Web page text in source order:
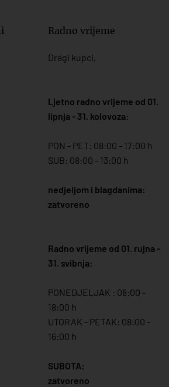
Radno vrijeme
Dragi kupci,
Ljetno radno vrijeme od 01.
lipnja - 31. kolovoza:
PON - PET: 08:00 - 17:00 h
SUB: 08:00 - 13:00 h
nedjeljom i blagdanima:
zatvoreno
Radno vrijeme od 01. rujna -
31. svibnja:
PONEDJELJAK : 08:00 -
18:00 h
UTORAK - PETAK: 08:00 -
16:00 h
SUBOTA:
zatvoreno